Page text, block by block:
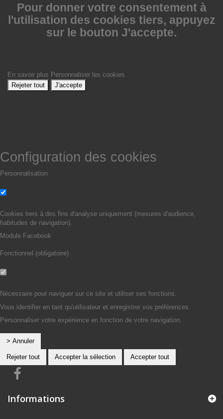
Pour donner votre consentement à
l'utilisation des cookies tiers, appuyez
sur le bouton J'accepte.
En savoir plus Personnaliser les cookies
Rejeter tout
J'accepte
Configuration des cookies
Personnalisation
Cookies tiers à des fins d'analyse uniquement (mesures d'audience,
habitudes de navigation).
Module Facebook
Fonctionnel (obligatoire)
Nécessaire pour naviguer sur ce site et utiliser ses fonctions.
Vous identifier en tant qu'utilisateur et enregistrer vos préférences.
Personnaliser votre expérience en fonction de votre navigation.
> Annuler
Rejeter tout Accepter la sélection Accepter tout
Informations